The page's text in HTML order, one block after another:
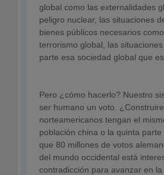
global como las externalidades
peligro nuclear, las situaciones
bienes públicos necesarios
terrorismo global, las
parte esa sociedad global que
Pero ¿cómo hacerlo? Nuestro
ser humano un voto.
norteamericanos tengan el
población china o la quinta
que 80 millones de votos
del mundo occidental está
contradicción para avanzar en